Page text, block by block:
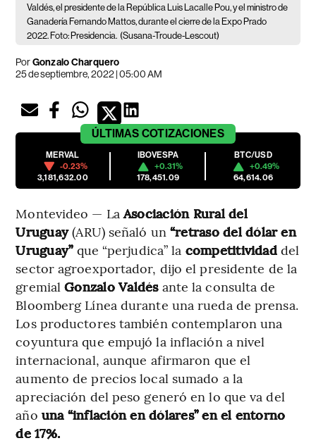
Valdés, el presidente de la República Luis Lacalle Pou, y el ministro de
Ganadería Fernando Mattos, durante el cierre de la Expo Prado
2022. Foto: Presidencia. (Susana-Troude-Lescout)
PorGonzalo Charquero
25 de septiembre, 2022 | 05:00 AM
ÚLTIMAS COTIZACIONES
MERVAL
-0.23%
3,181,632.00
IBOVESPA
+0.31%
178,451.09
BTC/USD
+0.49%
64,614.06
Montevideo — LaAsociación Rural del
Uruguay(ARU) señaló un “retraso del dólar en
Uruguay” que “perjudica” la competitividaddel
sector agroexportador, dijo el presidente de la
gremialGonzalo Valdésante la consulta de
Bloomberg Línea durante una rueda de prensa.
Los productores también contemplaron una
coyuntura que empujó la inflación a nivel
internacional, aunque afirmaron que el
aumento de precios local sumado a la
apreciación del peso generó en lo que va del
año una “inflación en dólares” en el entorno
de 17%.